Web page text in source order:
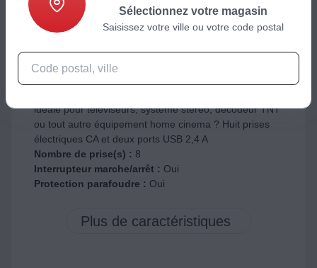
Port USB :
Coloris : Blanc et noir
Spécificité :
Protection contre les surtensions de 900
Joules ; Câble de 2m ; LED de confirmation de
protection
idéale pour téléviseurs, système stéréo, décodeur TNT
ou tout autre équipement home cinema ? Huit prises
électriques CA et deux ports USB 2,4 A
Nombre de prise(s) : 8
Interrupteur marche/arrêt : Oui
Protection parafoudre : Oui
Sélectionnez votre magasin
Saisissez votre ville ou votre code postal